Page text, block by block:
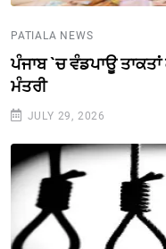
PATIALA NEWS
ਪੰਜਾਬ `ਚ ਵੰਡਪਾਊ
ਮੰਤਰੀ
JULY 29, 2026